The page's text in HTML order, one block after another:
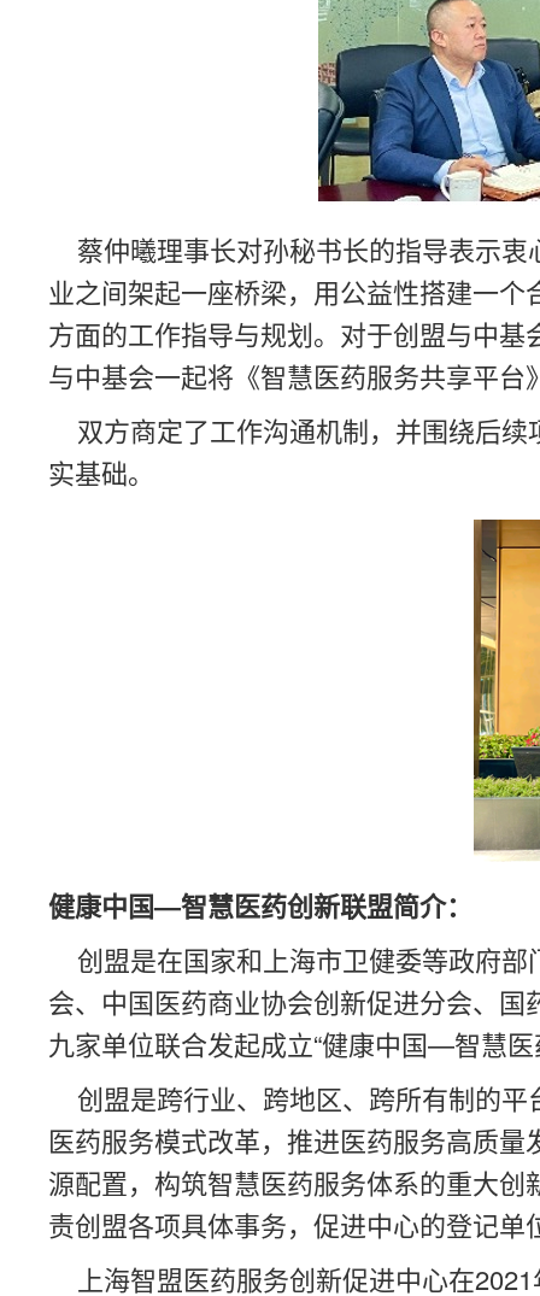
蔡仲曦理事长对孙秘书长的指导表示衷
业之间架起一座桥梁，用公益性搭建一
方面的工作指导与规划。对于创盟与中
与中基会一起将《智慧医药服务共享平台
双方商定了工作沟通机制，并围绕后续
实基础。
健康中国—智慧医药创新联盟简介：
创盟是在国家和上海市卫健委等政府部
会、中国医药商业协会创新促进分会、
九家单位联合发起成立“健康中国—智慧
创盟是跨行业、跨地区、跨所有制的平
医药服务模式改革，推进医药服务高质
源配置，构筑智慧医药服务体系的重大创
责创盟各项具体事务，促进中心的登记
上海智盟医药服务创新促进中心在